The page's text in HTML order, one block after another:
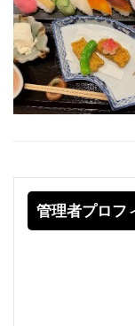
管理者プロフ